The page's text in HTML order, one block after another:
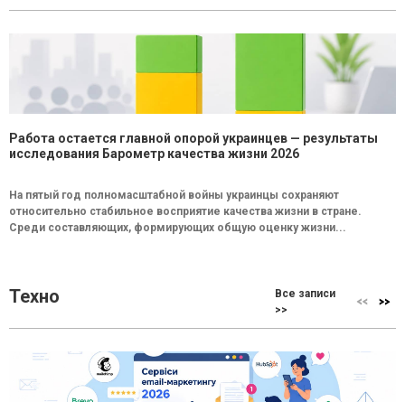
Работа остается главной опорой украинцев — результаты
исследования Барометр качества жизни 2026
На пятый год полномасштабной войны украинцы сохраняют
относительно стабильное восприятие качества жизни в стране.
Среди составляющих, формирующих общую оценку жизни...
Техно
Все записи
>>